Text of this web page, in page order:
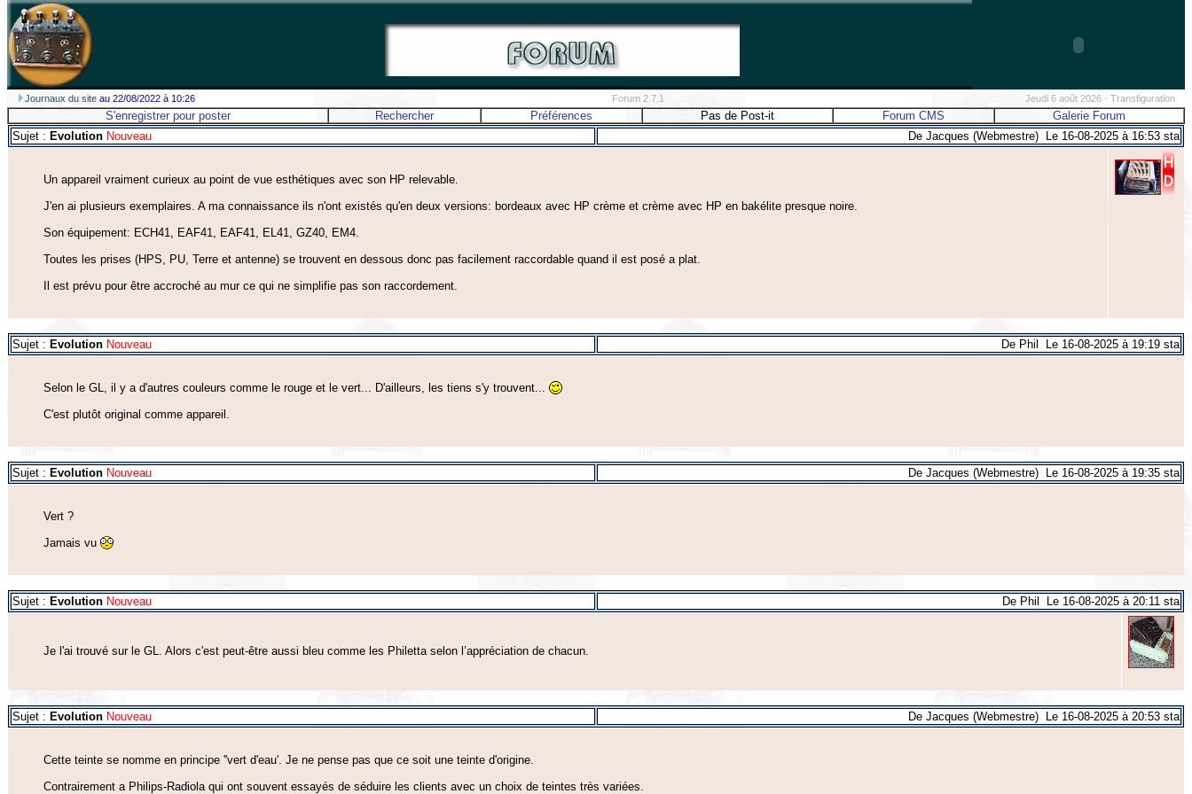
Journaux du site au 22/08/2022 à 10:26 Forum 2.7.1 Jeudi 6 août 2026 - Transfiguration
S'enregistrer pour poster Rechercher Préférences Pas de Post-it Forum CMS
Galerie Forum
Sujet : Evolution Nouveau De Jacques (Webmestre) Le 16-08-2025 à 16:53 sta
Un appareil vraiment curieux au point de vue esthétiques avec son HP relevable.
J'en ai plusieurs exemplaires. A ma connaissance ils n'ont existés qu'en deux versions: bordeaux avec HP crème et crème avec HP en bakélite presque noire.
Son équipement: ECH41, EAF41, EAF41, EL41, GZ40, EM4.
Toutes les prises (HPS, PU, Terre et antenne) se trouvent en dessous donc pas facilement raccordable quand il est posé a plat.
Il est prévu pour être accroché au mur ce qui ne simplifie pas son raccordement.
Sujet : Evolution Nouveau De Phil Le 16-08-2025 à 19:19 sta
Selon le GL, il y a d'autres couleurs comme le rouge et le vert... D'ailleurs, les tiens s'y trouvent...
C'est plutôt original comme appareil.
Sujet : Evolution Nouveau De Jacques (Webmestre) Le 16-08-2025 à 19:35 sta
Vert ?
Jamais vu
Sujet : Evolution Nouveau De Phil Le 16-08-2025 à 20:11 sta
Je l'ai trouvé sur le GL. Alors c'est peut-être aussi bleu comme les Philetta selon l’appréciation de chacun.
Sujet : Evolution Nouveau De Jacques (Webmestre) Le 16-08-2025 à 20:53 sta
Cette teinte se nomme en principe ''vert d'eau'. Je ne pense pas que ce soit une teinte d'origine.
Contrairement a Philips-Radiola qui ont souvent essayés de séduire les clients avec un choix de teintes très variées.